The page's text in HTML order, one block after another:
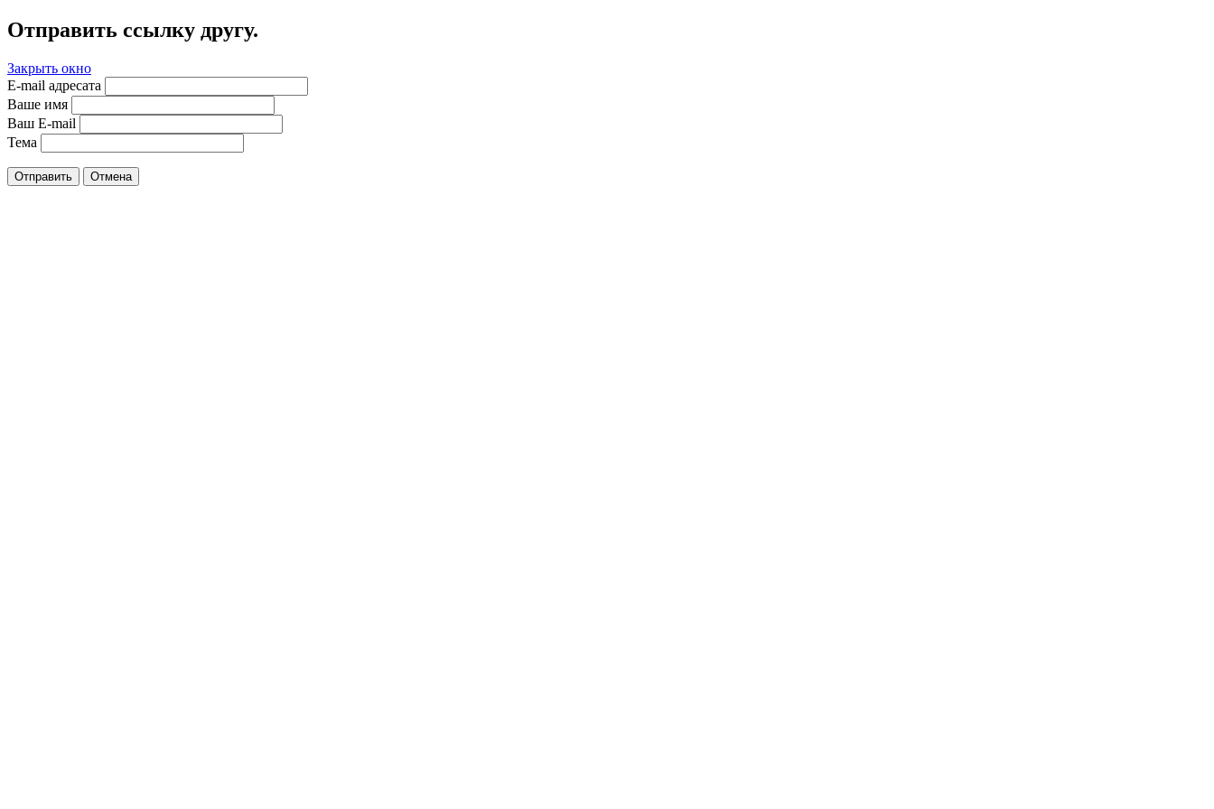
Отправить ссылку другу.
Закрыть окно
E-mail адресата
Ваше имя
Ваш E-mail
Тема
Отправить Отмена